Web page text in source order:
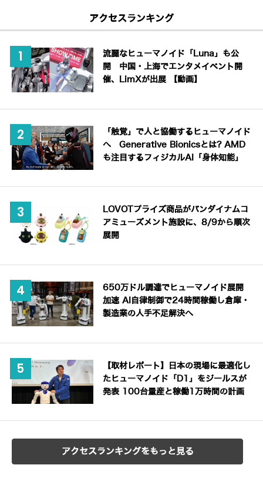
アクセスランキング
流麗なヒューマノイド「Luna」も公
開 中国・上海でエンタメイベント開
催、LimXが出展 【動画】
「触覚」で人と協働するヒューマノイド
へ Generative Bionicsとは? AMD
も注目するフィジカルAI「身体知能」
LOVOTプライズ商品がバンダイナムコ
アミューズメント施設に、8/9から順次
展開
650万ドル調達でヒューマノイド展開
加速 AI自律制御で24時間稼働し倉庫・
製造業の人手不足解決へ
【取材レポート】日本の現場に最適化し
たヒューマノイド「D1」をジールスが
発表 100台量産と稼働1万時間の計画
アクセスランキングをもっと見る